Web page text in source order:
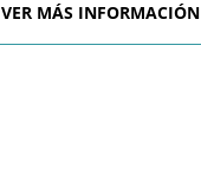
VER MÁS INFORMACIÓN